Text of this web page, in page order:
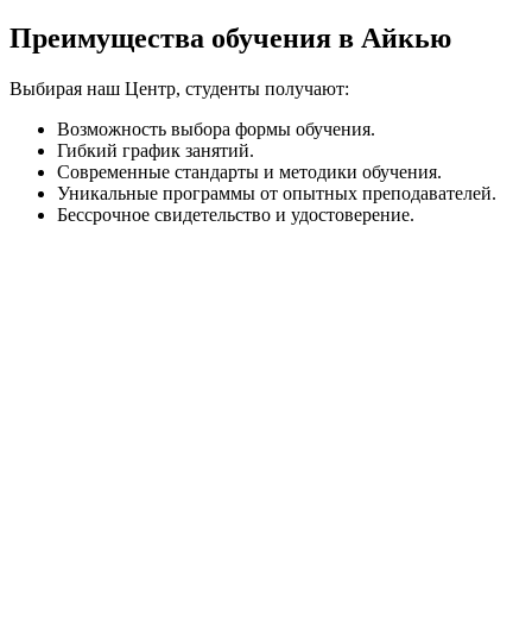
Преимущества обучения в Айкью
Выбирая наш Центр, студенты получают:
Возможность выбора формы обучения.
Гибкий график занятий.
Современные стандарты и методики обучения.
Уникальные программы от опытных преподавателей.
Бессрочное свидетельство и удостоверение.